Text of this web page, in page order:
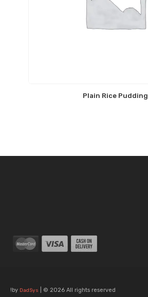
Plain Rice Pudding
by DadSys | © 2026 All rights reserved!